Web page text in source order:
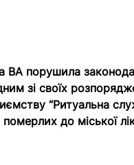
ВА порушила
зі своїх
“Ритуальна
померлих до міської